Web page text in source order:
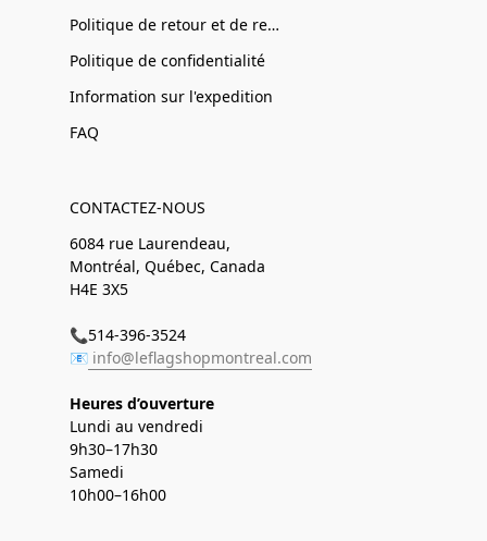
Politique de retour et de remboursement
Politique de confidentialité
Information sur l'expedition
FAQ
CONTACTEZ-NOUS
6084 rue Laurendeau,
Montréal, Québec, Canada
H4E 3X5
📞514-396-3524
📧 info@leflagshopmontreal.com
Heures d’ouverture
Lundi au vendredi
9h30–17h30
Samedi
10h00–16h00